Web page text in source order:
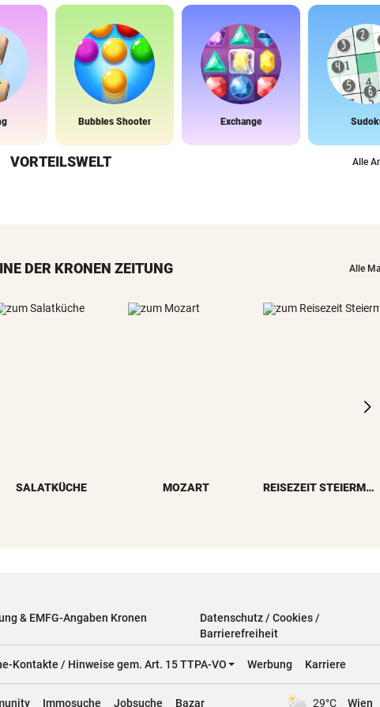
Bubbles Shooter Exchange
VORTEILSWELT Alle
DER KRONEN ZEITUNG Alle
SALATKÜCHE MOZART REISEZEIT STEIERMARK
& EMFG-Angaben Kronen
Datenschutz / Cookies /
Barrierefreiheit
Kontakte / Hinweise gem. Art. 15 TTPA-VO Werbung Karriere
Immosuche Jobsuche Bazar 29°C Wien